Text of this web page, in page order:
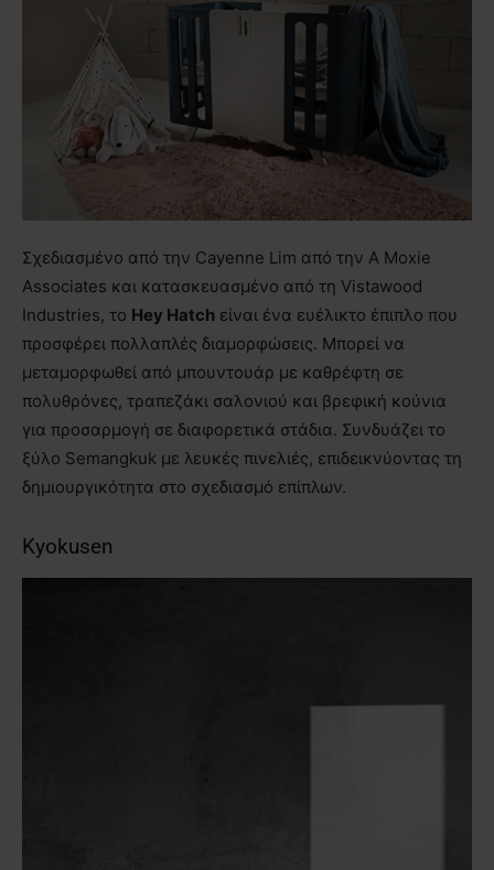
Σχεδιασμένο από την Cayenne Lim από την A Moxie
Associates και κατασκευασμένο από τη Vistawood
Industries, το Hey Hatch είναι ένα ευέλικτο έπιπλο που
προσφέρει πολλαπλές διαμορφώσεις. Μπορεί να
μεταμορφωθεί από μπουντουάρ με καθρέφτη σε
πολυθρόνες, τραπεζάκι σαλονιού και βρεφική κούνια
για προσαρμογή σε διαφορετικά στάδια. Συνδυάζει το
ξύλο Semangkuk με λευκές πινελιές, επιδεικνύοντας τη
δημιουργικότητα στο σχεδιασμό επίπλων.
Kyokusen